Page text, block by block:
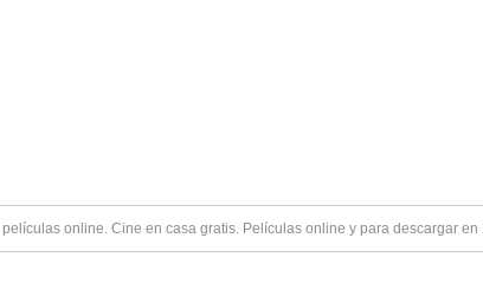
películas online. Cine en casa gratis. Películas online y para descargar